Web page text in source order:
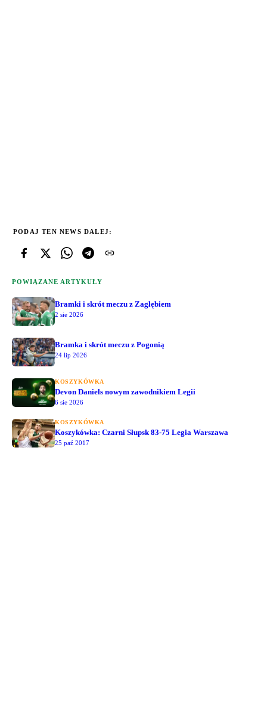
PODAJ TEN NEWS DALEJ:
POWIĄZANE ARTYKUŁY
Bramki i skrót meczu z Zagłębiem
2 sie 2026
Bramka i skrót meczu z Pogonią
24 lip 2026
KOSZYKÓWKA
Devon Daniels nowym zawodnikiem Legii
6 sie 2026
KOSZYKÓWKA
Koszykówka: Czarni Słupsk 83-75 Legia Warszawa
25 paź 2017